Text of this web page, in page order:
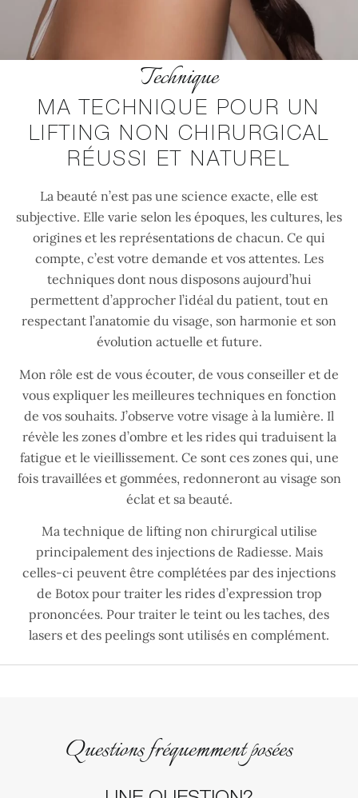
Technique
MA TECHNIQUE POUR UN
LIFTING NON CHIRURGICAL
RÉUSSI ET NATUREL
La beauté n’est pas une science exacte, elle est
subjective. Elle varie selon les époques, les cultures, les
origines et les représentations de chacun. Ce qui
compte, c’est votre demande et vos attentes. Les
techniques dont nous disposons aujourd’hui
permettent d’approcher l’idéal du patient, tout en
respectant l’anatomie du visage, son harmonie et son
évolution actuelle et future.
Mon rôle est de vous écouter, de vous conseiller et de
vous expliquer les meilleures techniques en fonction
de vos souhaits. J’observe votre visage à la lumière. Il
révèle les zones d’ombre et les rides qui traduisent la
fatigue et le vieillissement. Ce sont ces zones qui, une
fois travaillées et gommées, redonneront au visage son
éclat et sa beauté.
Ma technique de lifting non chirurgical utilise
principalement des injections de Radiesse. Mais
celles-ci peuvent être complétées par des injections
de Botox pour traiter les rides d’expression trop
prononcées. Pour traiter le teint ou les taches, des
lasers et des peelings sont utilisés en complément.
Questions fréquemment posées